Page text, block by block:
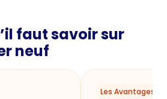
faut savoir sur
neuf
Les Avantages